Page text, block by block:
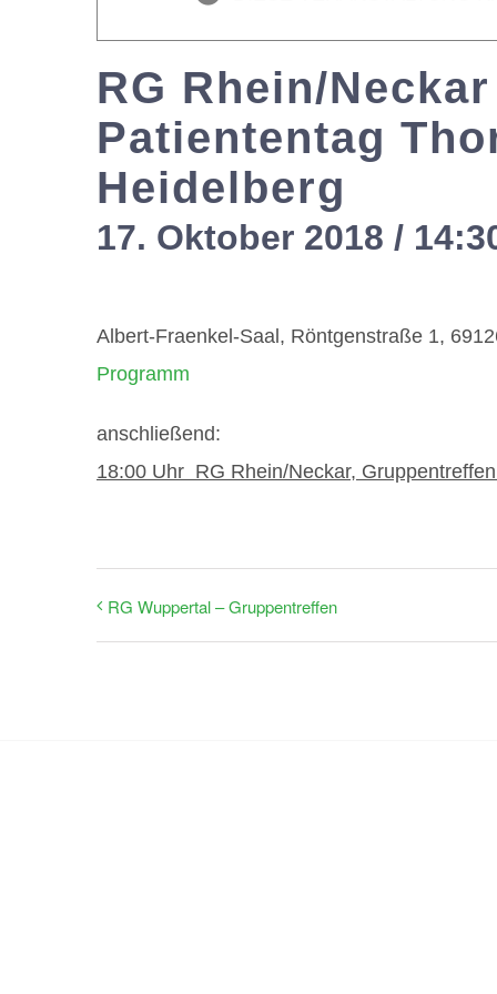
RG Rhein/
Patiententag
Heidelberg
17. Oktober 2018 /
Albert-Fraenkel-Saal, Röntgenstraße 1,
Programm
anschließend:
18:00 Uhr RG Rhein/Neckar,
RG Wuppertal – Gruppentreffen